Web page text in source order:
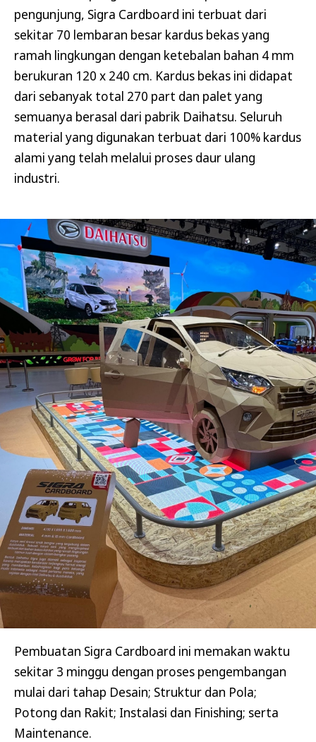
pengunjung, Sigra Cardboard ini terbuat dari
sekitar 70 lembaran besar kardus bekas yang
ramah lingkungan dengan ketebalan bahan 4 mm
berukuran 120 x 240 cm. Kardus bekas ini didapat
dari sebanyak total 270 part dan palet yang
semuanya berasal dari pabrik Daihatsu. Seluruh
material yang digunakan terbuat dari 100% kardus
alami yang telah melalui proses daur ulang
industri.
Pembuatan Sigra Cardboard ini memakan waktu
sekitar 3 minggu dengan proses pengembangan
mulai dari tahap Desain; Struktur dan Pola;
Potong dan Rakit; Instalasi dan Finishing; serta
Maintenance.